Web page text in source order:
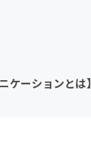
ケーションとは】